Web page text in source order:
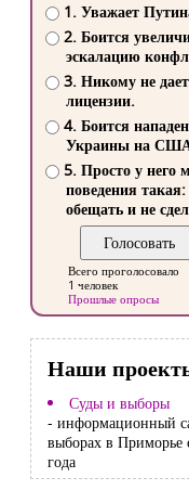
1. Уважает
2. Боится
эскалацию
3. Никому не
лицензии.
4. Боится
Украины на
5. Просто у него
поведения такая:
обещать и не
Всего проголосовало
1 человек
Прошлые опросы
Наши
Суды и выборы
- информационный
выборах в Приморье
года